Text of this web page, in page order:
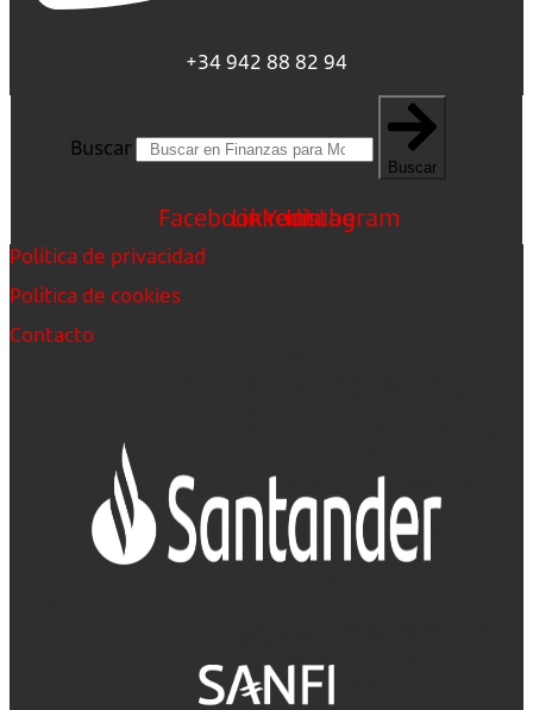
+34 942 88 82 94
Buscar
Buscar
FacebookLinkedin
Youtube
Instagram
Política de privacidad
Política de cookies
Contacto